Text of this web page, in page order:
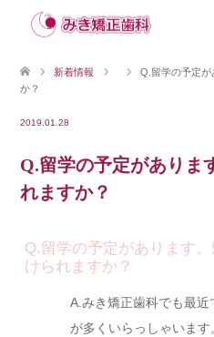
新着情報
Q.留学の予定が
か？
2019.01.28
Q.留学の予定がありま
れますか？
Q.留学の予定があります
けられますか？
A.みき矯正歯科でも最
が多くいらっしゃいま